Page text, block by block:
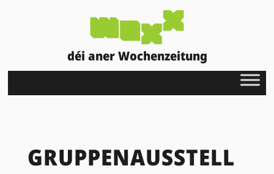
déi aner Wochenzeitung
GRUPPENAUSSTELL